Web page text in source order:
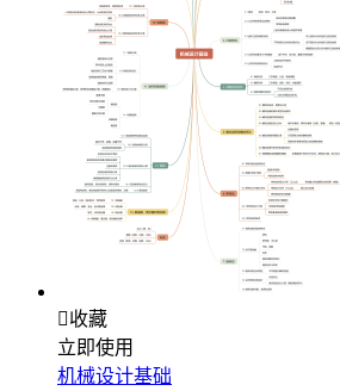
收藏
立即使用
机械设计基础